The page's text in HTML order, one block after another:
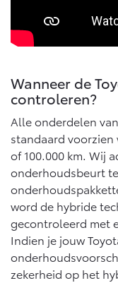
Vanaf € 39.995,-
Mirai
Vanaf € 76.695,-
Proace (excl. BTW)
OOK ALS BATTERIJ-
Wanneer de
controleren?
Alle onderdelen
standaard voorzien
of 100.000 km. Wij
onderhoudsbeurt
word de hybride
gecontroleerd met
Indien je jouw
zekerheid op het